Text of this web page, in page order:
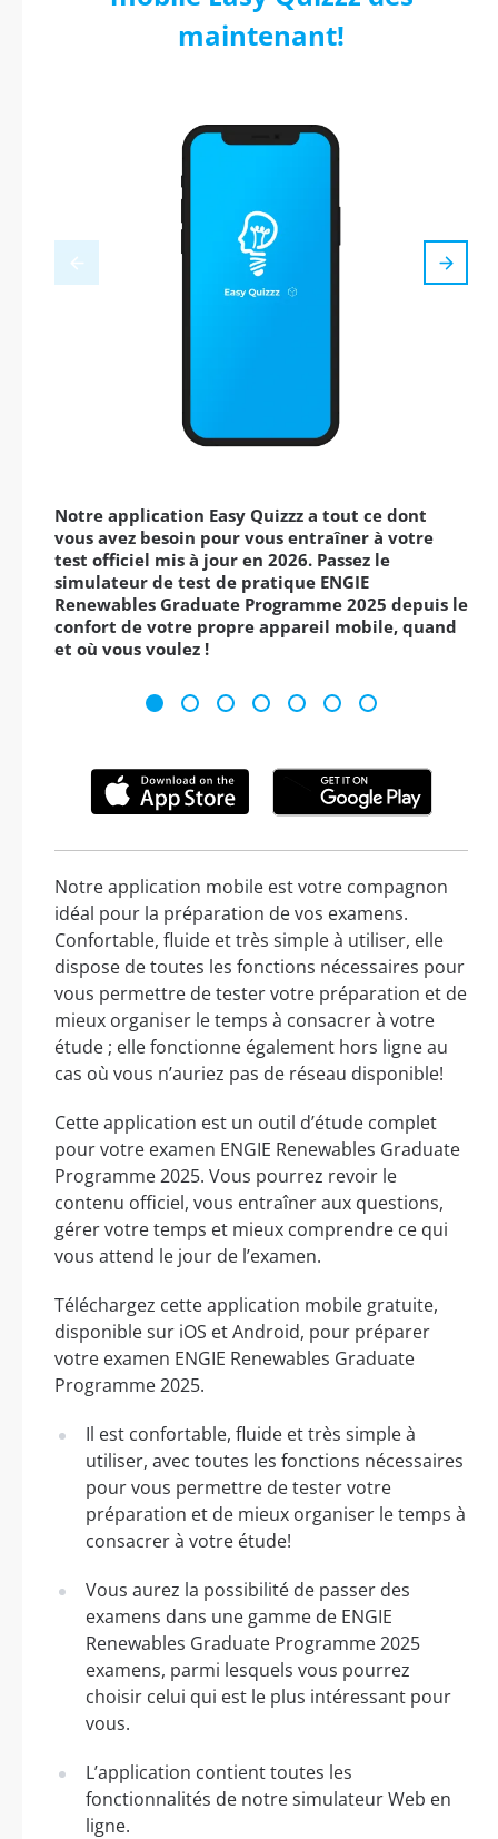
maintenant!
Notre application Easy Quizzz a tout ce dont
vous avez besoin pour vous entraîner à votre
test officiel mis à jour en 2026. Passez le
simulateur de test de pratique ENGIE
Renewables Graduate Programme 2025 depuis le
confort de votre propre appareil mobile, quand
et où vous voulez !
Notre application mobile est votre compagnon
idéal pour la préparation de vos examens.
Confortable, fluide et très simple à utiliser, elle
dispose de toutes les fonctions nécessaires pour
vous permettre de tester votre préparation et de
mieux organiser le temps à consacrer à votre
étude ; elle fonctionne également hors ligne au
cas où vous n’auriez pas de réseau disponible!
Cette application est un outil d’étude complet
pour votre examen ENGIE Renewables Graduate
Programme 2025. Vous pourrez revoir le
contenu officiel, vous entraîner aux questions,
gérer votre temps et mieux comprendre ce qui
vous attend le jour de l’examen.
Téléchargez cette application mobile gratuite,
disponible sur iOS et Android, pour préparer
votre examen ENGIE Renewables Graduate
Programme 2025.
Il est confortable, fluide et très simple à
utiliser, avec toutes les fonctions nécessaires
pour vous permettre de tester votre
préparation et de mieux organiser le temps à
consacrer à votre étude!
Vous aurez la possibilité de passer des
examens dans une gamme de ENGIE
Renewables Graduate Programme 2025
examens, parmi lesquels vous pourrez
choisir celui qui est le plus intéressant pour
vous.
L’application contient toutes les
fonctionnalités de notre simulateur Web en
ligne.